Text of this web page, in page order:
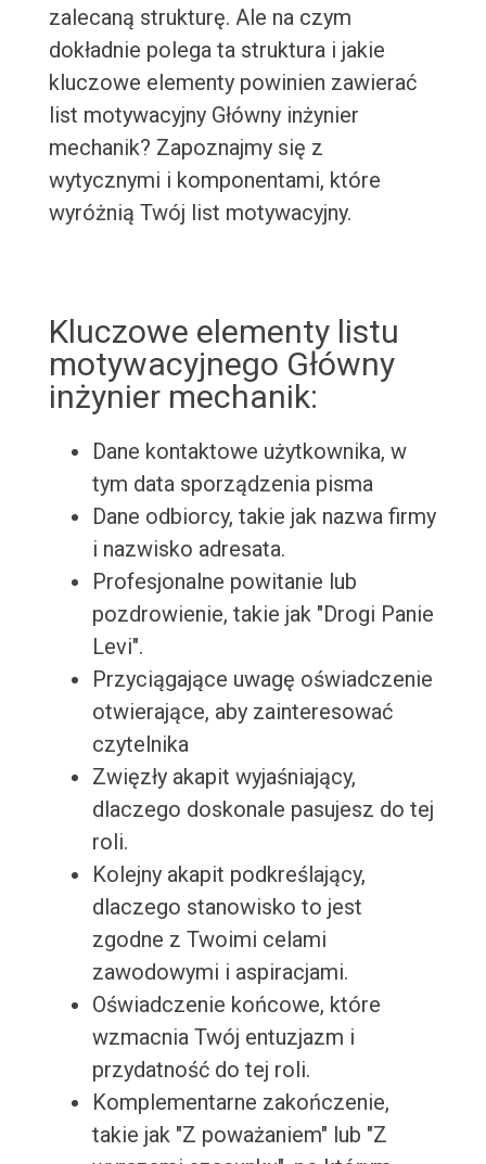
zalecaną strukturę. Ale na czym
dokładnie polega ta struktura i jakie
kluczowe elementy powinien zawierać
list motywacyjny Główny inżynier
mechanik? Zapoznajmy się z
wytycznymi i komponentami, które
wyróżnią Twój list motywacyjny.
Kluczowe elementy listu
motywacyjnego Główny
inżynier mechanik:
Dane kontaktowe użytkownika, w
tym data sporządzenia pisma
Dane odbiorcy, takie jak nazwa firmy
i nazwisko adresata.
Profesjonalne powitanie lub
pozdrowienie, takie jak "Drogi Panie
Levi".
Przyciągające uwagę oświadczenie
otwierające, aby zainteresować
czytelnika
Zwięzły akapit wyjaśniający,
dlaczego doskonale pasujesz do tej
roli.
Kolejny akapit podkreślający,
dlaczego stanowisko to jest
zgodne z Twoimi celami
zawodowymi i aspiracjami.
Oświadczenie końcowe, które
wzmacnia Twój entuzjazm i
przydatność do tej roli.
Komplementarne zakończenie,
takie jak "Z poważaniem" lub "Z